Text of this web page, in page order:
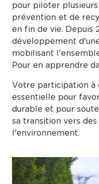
pour piloter
prévention et de
en fin de vie. Depuis
développement
mobilisant
Pour en apprendre
Votre participation à
essentielle pour
durable et pour
sa transition vers
l'environnement.